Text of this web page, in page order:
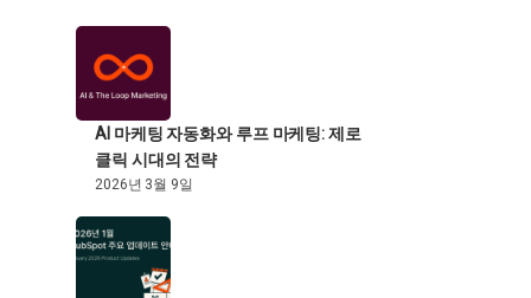
AI 마케팅 자동화와 루프 마케팅: 제로
클릭 시대의 전략
2026년 3월 9일